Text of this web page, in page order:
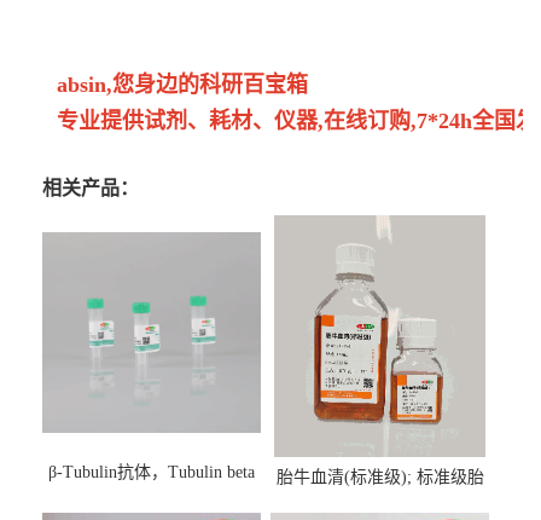
absin,您身边的科研百宝箱
专业提供试剂、耗材、仪器,在线订购,7*24h全国
相关产品：
β-Tubulin抗体，Tubulin beta
胎牛血清(标准级); 标准级胎